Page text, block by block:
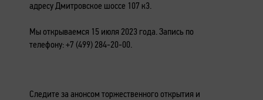
адресу Дмитровское шоссе 107 к3.
Мы открываемся 15 июля 2023 года. Запись по
телефону: +7 (499) 284-20-00.
Следите за анонсом торжественного открытия и